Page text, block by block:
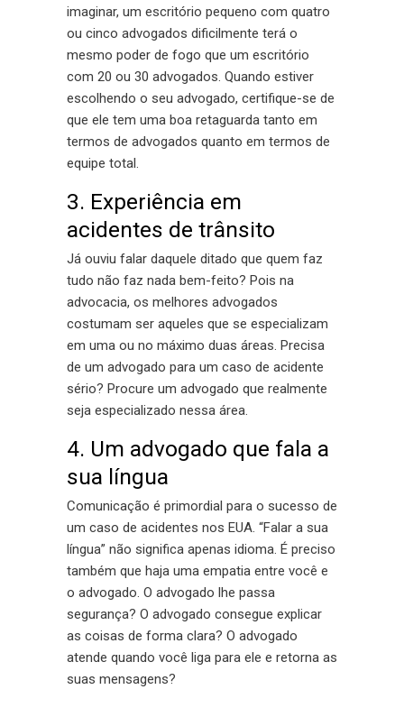
imaginar, um escritório pequeno com quatro
ou cinco advogados dificilmente terá o
mesmo poder de fogo que um escritório
com 20 ou 30 advogados. Quando estiver
escolhendo o seu advogado, certifique-se de
que ele tem uma boa retaguarda tanto em
termos de advogados quanto em termos de
equipe total.
3. Experiência em
acidentes de trânsito
Já ouviu falar daquele ditado que quem faz
tudo não faz nada bem-feito? Pois na
advocacia, os melhores advogados
costumam ser aqueles que se especializam
em uma ou no máximo duas áreas. Precisa
de um advogado para um caso de acidente
sério? Procure um advogado que realmente
seja especializado nessa área.
4. Um advogado que fala a
sua língua
Comunicação é primordial para o sucesso de
um caso de acidentes nos EUA. “Falar a sua
língua” não significa apenas idioma. É preciso
também que haja uma empatia entre você e
o advogado. O advogado lhe passa
segurança? O advogado consegue explicar
as coisas de forma clara? O advogado
atende quando você liga para ele e retorna as
suas mensagens?